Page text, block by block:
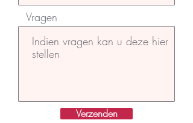
Vragen
Verzenden